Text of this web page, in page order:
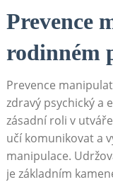
Prevence
rodinném
Prevence
zdravý psychický a
zásadní roli v
učí komunikovat a
manipulace.
je základním